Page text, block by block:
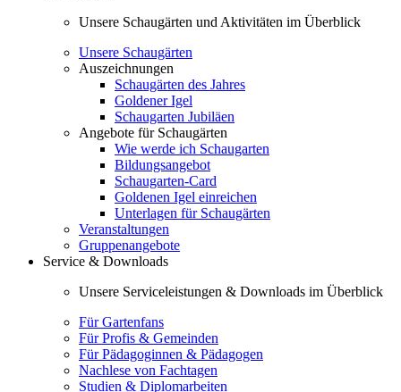
Unsere Schaugärten und Aktivitäten im Überblick
Unsere Schaugärten
Auszeichnungen
Schaugärten des Jahres
Goldener Igel
Schaugarten Jubiläen
Angebote für Schaugärten
Wie werde ich Schaugarten
Bildungsangebot
Schaugarten-Card
Goldenen Igel einreichen
Unterlagen für Schaugärten
Veranstaltungen
Gruppenangebote
Service & Downloads
Unsere Serviceleistungen & Downloads im Überblick
Für Gartenfans
Für Profis & Gemeinden
Für Pädagoginnen & Pädagogen
Nachlese von Fachtagen
Studien & Diplomarbeiten